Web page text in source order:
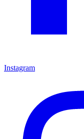
Instagram